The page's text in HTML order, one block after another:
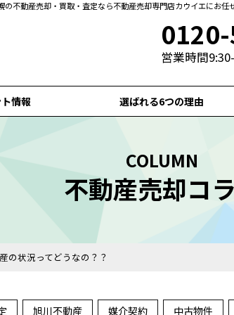
不動産売却・買取・査定なら不動産売却専門店カウイエにお
営業時間
情報 選ばれる6つの理由
の状況ってどうなの？？
COLUMN
不動産売却コ
旭川不動産 媒介契約 中古物件